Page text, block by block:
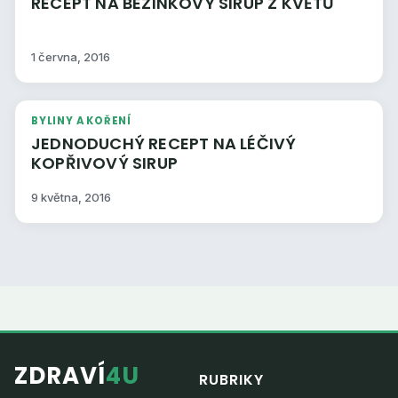
1 června, 2016
BYLINY A KOŘENÍ
JEDNODUCHÝ RECEPT NA LÉČIVÝ
KOPŘIVOVÝ SIRUP
9 května, 2016
ZDRAVÍ4U RUBRIKY